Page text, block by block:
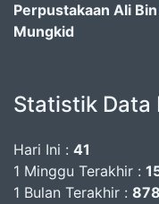
Perpustakaan Ali
Mungkid
Statistik Data
Hari Ini : 41
1 Minggu Terakhir :
1 Bulan Terakhir :